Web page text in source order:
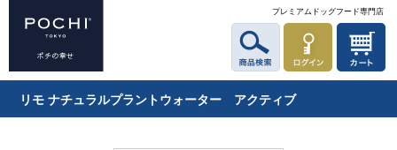
プレミアムドッグフード専門店
リモ ナチュラルプラントウォーター アクティブ